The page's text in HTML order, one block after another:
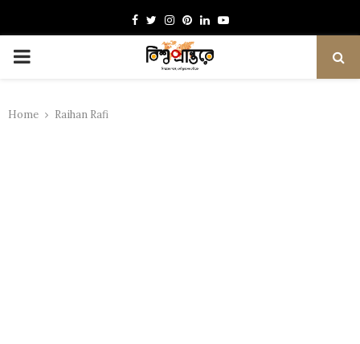
Facebook
TwitterInstagram
Pinterest
LinkedinYoutube
PRIMARY
Home Raihan Rafi